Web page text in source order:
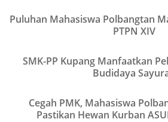
VIEW
Puluhan Mahasiswa Polbangtan
PTPN XIV
VIEW
SMK-PP Kupang Manfaatkan
Budidaya
VIEW
Cegah PMK, Mahasiswa
Pastikan Hewan Kurban